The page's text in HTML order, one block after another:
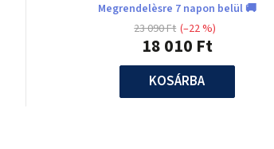
Megrendelèsre 7 napon belül 🚚
18 010 Ft
23 090 Ft (–22 %)
KOSÁRBA